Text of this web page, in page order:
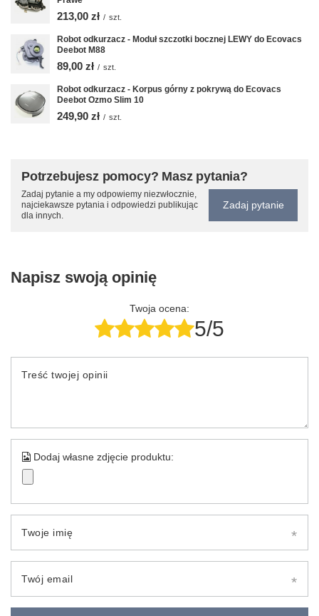
213,00 zł / szt.
Robot odkurzacz - Moduł szczotki bocznej LEWY do Ecovacs
Deebot M88
89,00 zł / szt.
Robot odkurzacz - Korpus górny z pokrywą do Ecovacs
Deebot Ozmo Slim 10
249,90 zł / szt.
Potrzebujesz pomocy? Masz pytania?
Zadaj pytanie a my odpowiemy niezwłocznie,
najciekawsze pytania i odpowiedzi publikując
dla innych.
Zadaj pytanie
Napisz swoją opinię
Twoja ocena:
5/5
Treść twojej opinii
Dodaj własne zdjęcie produktu:
Twoje imię
Twój email